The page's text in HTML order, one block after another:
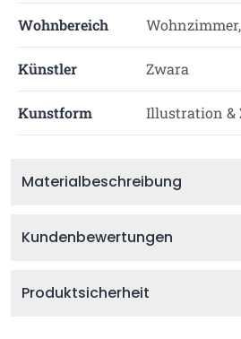
Wohnbereich
Künstler Zwara
Kunstform Illustration &
Materialbeschreibung
Kundenbewertungen
Produktsicherheit